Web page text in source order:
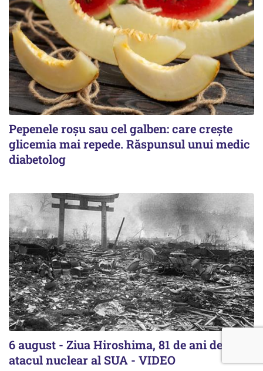
Pepenele roșu sau cel galben: care crește
glicemia mai repede. Răspunsul unui medic
diabetolog
6 august - Ziua Hiroshima, 81 de ani de la
atacul nuclear al SUA - VIDEO